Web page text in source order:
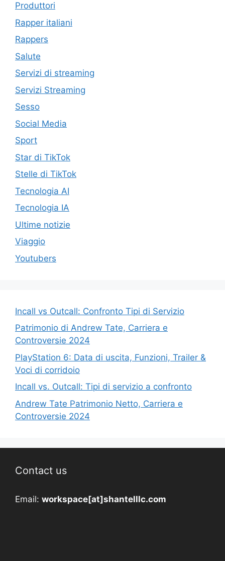
Produttori
Rapper italiani
Rappers
Salute
Servizi di streaming
Servizi Streaming
Sesso
Social Media
Sport
Star di TikTok
Stelle di TikTok
Tecnologia AI
Tecnologia IA
Ultime notizie
Viaggio
Youtubers
Incall vs Outcall: Confronto Tipi di Servizio
Patrimonio di Andrew Tate, Carriera e
Controversie 2024
PlayStation 6: Data di uscita, Funzioni, Trailer &
Voci di corridoio
Incall vs. Outcall: Tipi di servizio a confronto
Andrew Tate Patrimonio Netto, Carriera e
Controversie 2024
Contact us
Email: workspace[at]shantelllc.com